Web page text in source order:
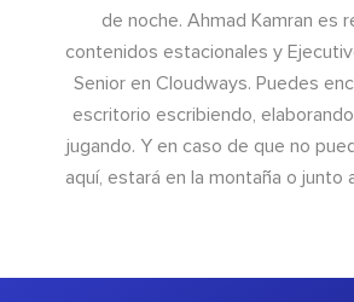
de noche. Ahmad Kamran es
contenidos estacionales y
Senior en Cloudways. Puedes
escritorio escribiendo,
jugando. Y en caso de que no
aquí, estará en la montaña o junto